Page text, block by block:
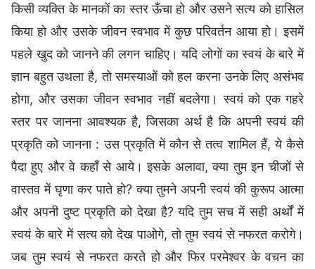
किसी व्यक्ति के मानकों का स्तर ऊँचा हो और उसने सत्य को हासिल
किया हो और उसके जीवन स्वभाव में कुछ परिवर्तन आया हो। इसमें
पहले खुद को जानने की लगन चाहिए। यदि लोगों का स्वयं के बारे में
ज्ञान बहुत उथला है, तो समस्याओं को हल करना उनके लिए असंभव
होगा, और उसका जीवन स्वभाव नहीं बदलेगा। स्वयं को एक गहरे
स्तर पर जानना आवश्यक है, जिसका अर्थ है कि अपनी स्वयं की
प्रकृति को जानना : उस प्रकृति में कौन से तत्व शामिल हैं, ये कैसे
पैदा हुए और वे कहाँ से आये। इसके अलावा, क्या तुम इन चीजों से
वास्तव में घृणा कर पाते हो? क्या तुमने अपनी स्वयं की कुरूप आत्मा
और अपनी दुष्ट प्रकृति को देखा है? यदि तुम सच में सही अर्थों में
स्वयं के बारे में सत्य को देख पाओगे, तो तुम स्वयं से नफरत करोगे।
जब तुम स्वयं से नफरत करते हो और फिर परमेश्वर के वचन का